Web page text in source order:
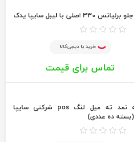
330 اصلی با لیبل سایپا یدک
خرید با دیجی‌کالا
تماس برای قیمت
کاسه نمد ته میل لنگ pos شرکتی سایپا
ده عددی)